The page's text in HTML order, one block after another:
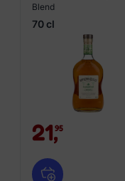
Blend
70 cl
21,95